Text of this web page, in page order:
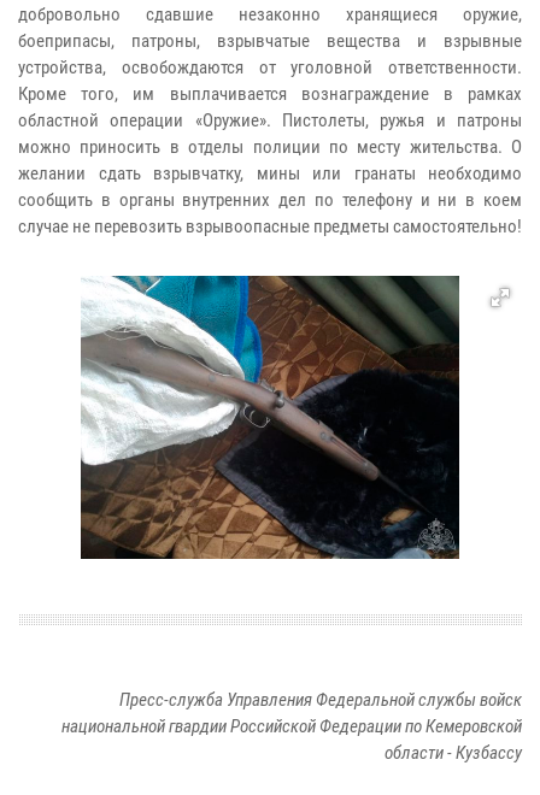
добровольно сдавшие незаконно хранящиеся оружие,
боеприпасы, патроны, взрывчатые вещества и взрывные
устройства, освобождаются от уголовной ответственности.
Кроме того, им выплачивается вознаграждение в рамках
областной операции «Оружие». Пистолеты, ружья и патроны
можно приносить в отделы полиции по месту жительства. О
желании сдать взрывчатку, мины или гранаты необходимо
сообщить в органы внутренних дел по телефону и ни в коем
случае не перевозить взрывоопасные предметы самостоятельно!
Пресс-служба Управления Федеральной службы войск
национальной гвардии Российской Федерации по Кемеровской
области - Кузбассу